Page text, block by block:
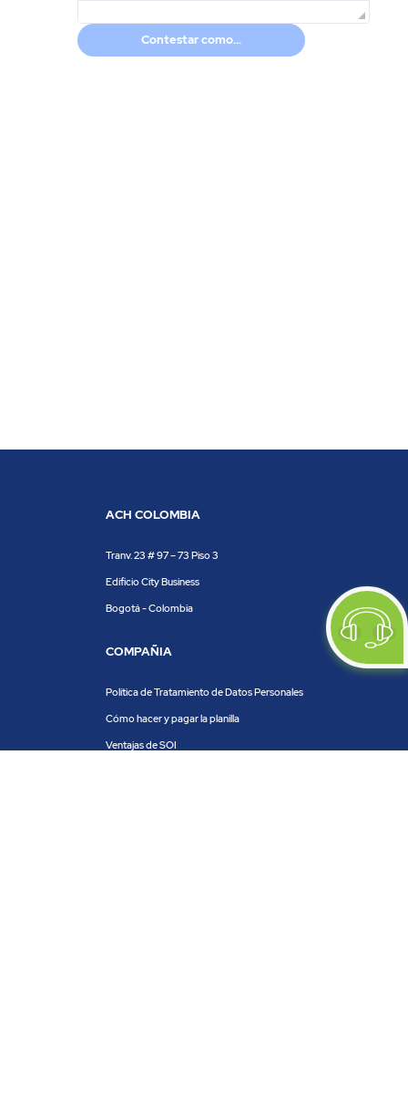
Contestar como...
ACH COLOMBIA
Tranv. 23 # 97 – 73 Piso 3
Edificio City Business
Bogotá - Colombia
COMPAÑIA
Política de Tratamiento de Datos Personales
Cómo hacer y pagar la planilla
Ventajas de SOI